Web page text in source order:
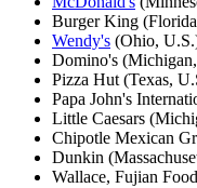
Burger King
Wendy's (Ohio,
Domino's
Pizza Hut (Texas,
Papa John's
Little Caesars
Chipotle Mexican
Dunkin
Wallace, Fujian